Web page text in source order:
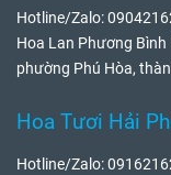
Hotline/Zalo:
Hoa Lan Phương
phường Phú Hòa,
Hoa Tươi Hải
Hotline/Zalo: